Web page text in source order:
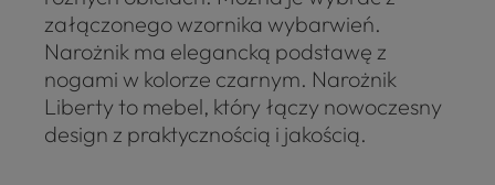
załączonego wzornika wybarwień.
Narożnik ma elegancką podstawę z
nogami w kolorze czarnym. Narożnik
Liberty to mebel, który łączy nowoczesny
design z praktycznością i jakością.